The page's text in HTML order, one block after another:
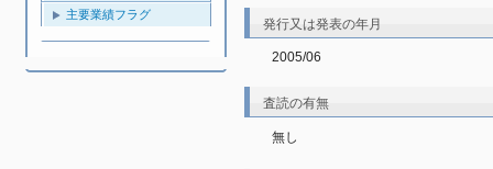
主要業績フラグ
発行又は発表の年月
2005/06
査読の有無
無し